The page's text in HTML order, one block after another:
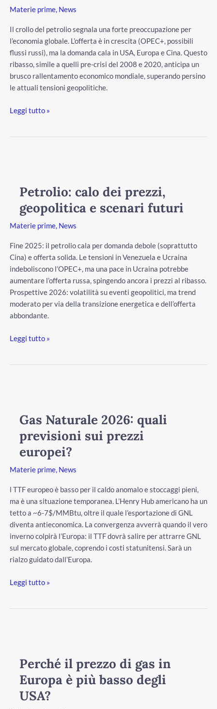
Materie prime, News
Il crollo del petrolio segnala una forte preoccupazione per
l’economia globale. L’offerta è in crescita (OPEC+, possibili
flussi russi), ma la domanda cala in USA, Europa e Cina. Questo
ribasso, simile a quelli pre-crisi del 2008 e 2020, anticipa un
brusco rallentamento economico mondiale, superando persino
le attuali tensioni geopolitiche.
Leggi tutto »
Petrolio: calo dei prezzi,
geopolitica e scenari futuri
Materie prime, News
Fine 2025: il petrolio cala per domanda debole (soprattutto
Cina) e offerta solida. Le tensioni in Venezuela e Ucraina
indeboliscono l’OPEC+, ma una pace in Ucraina potrebbe
aumentare l’offerta russa, spingendo ancora i prezzi al ribasso.
Prospettive 2026: volatilità su eventi geopolitici, ma trend
moderato per via della transizione energetica e dell’offerta
abbondante.
prezzi,
geopolitica
scenari
futuri
Leggi tutto »
Gas Naturale 2026: quali
previsioni sui prezzi
europei?
Materie prime, News
l TTF europeo è basso per il caldo anomalo e stoccaggi pieni,
ma è una situazione temporanea. L’Henry Hub americano ha un
tetto a ~6-7$/MMBtu, oltre il quale l’esportazione di GNL
diventa antieconomica. La convergenza avverrà quando il vero
inverno colpirà l’Europa: il TTF dovrà salire per attrarre GNL
sul mercato globale, coprendo i costi statunitensi. Sarà un
rialzo guidato dall’Europa.
quali
previsioni
prezzi
europei?
Leggi tutto »
Perché il prezzo di gas in
Europa è più basso degli
USA?
gas
Europa